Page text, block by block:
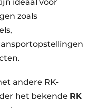
zoals
andere RK-
het bekende RK